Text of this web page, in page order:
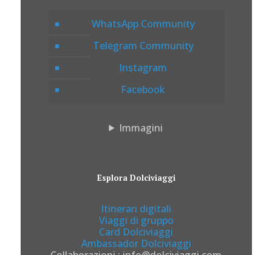
WhatsApp Community
Telegram Community
Instagram
Facebook
Immagini
Esplora Dolciviaggi
Itinerari digitali
Viaggi di gruppo
Card Dolciviaggi
Ambassador Dolciviaggi